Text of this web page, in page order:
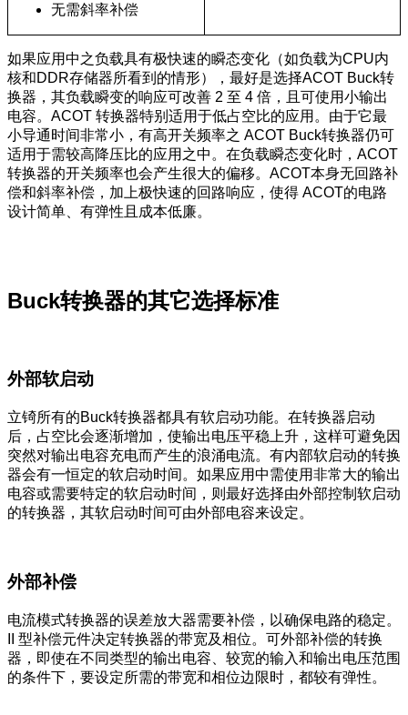
无需斜率补偿
如果应用中之负载具有极快速的瞬态变化（如负载为CPU内
核和DDR存储器所看到的情形），最好是选择ACOT Buck转
换器，其负载瞬变的响应可改善 2 至 4 倍，且可使用小输出
电容。ACOT 转换器特别适用于低占空比的应用。由于它最
小导通时间非常小，有高开关频率之 ACOT Buck转换器仍可
适用于需较高降压比的应用之中。在负载瞬态变化时，ACOT
转换器的开关频率也会产生很大的偏移。ACOT本身无回路补
偿和斜率补偿，加上极快速的回路响应，使得 ACOT的电路
设计简单、有弹性且成本低廉。
Buck转换器的其它选择标准
外部软启动
立锜所有的Buck转换器都具有软启动功能。在转换器启动
后，占空比会逐渐增加，使输出电压平稳上升，这样可避免因
突然对输出电容充电而产生的浪涌电流。有内部软启动的转换
器会有一恒定的软启动时间。如果应用中需使用非常大的输出
电容或需要特定的软启动时间，则最好选择由外部控制软启动
的转换器，其软启动时间可由外部电容来设定。
外部补偿
电流模式转换器的误差放大器需要补偿，以确保电路的稳定。
II 型补偿元件决定转换器的带宽及相位。可外部补偿的转换
器，即使在不同类型的输出电容、较宽的输入和输出电压范围
的条件下，要设定所需的带宽和相位边限时，都较有弹性。